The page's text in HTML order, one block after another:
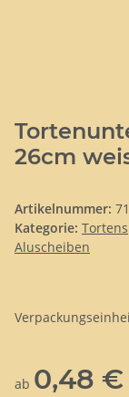
26cm
Artikelnummer:
Kategorie:
Aluscheiben
ab 0,48 €